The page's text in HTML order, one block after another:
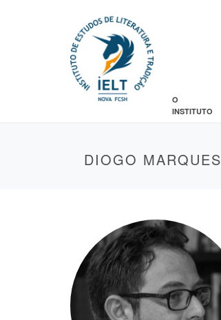
O
INSTITUTO
DIOGO MARQUES